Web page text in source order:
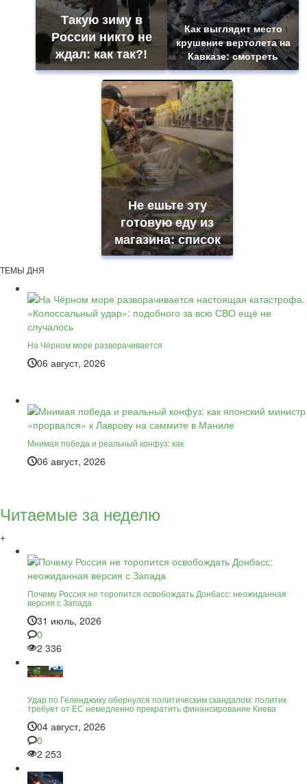
Такую зиму в
России никто не
ждал: как так?!
Как выглядит место
крушение вертолета на
Кавказе: смотреть
Не ешьте эту
готовую еду из
магазина: список
ТЕМЫ ДНЯ
На Чёрном море разворачивается
06 август, 2026
Мнимая победа и реальный конфуз: как
06 август, 2026
Читаемые за неделю
+
Почему Россия не торопится освобождать Донбасс: неожиданная
версия с Запада
31 июль, 2026
0
2 336
Удар по Геленджику обернулся политическим скандалом: политик
требует от ЕС немедленно прекратить финансирование Киева
04 август, 2026
0
2 253